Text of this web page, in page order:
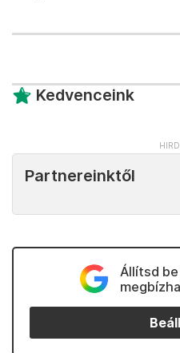
Kedvenceink
Partnereinktől
Állítsd